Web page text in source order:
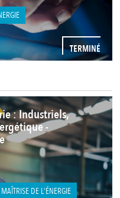
TERMINÉ
: Industriels,
-
MAÎTRISE DE L'ÉNERGIE